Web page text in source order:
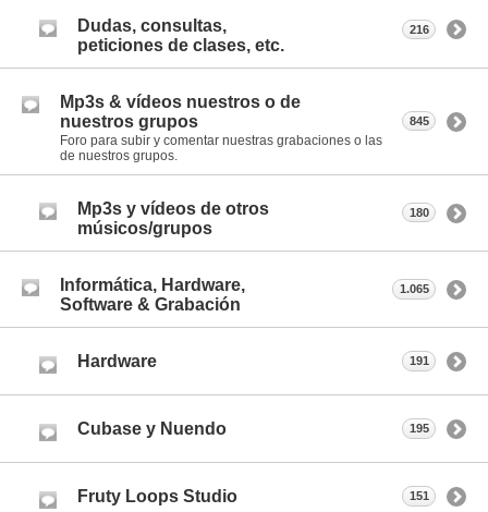
Dudas, consultas,
peticiones de clases, etc.
216
Mp3s & vídeos nuestros o de
nuestros grupos
Foro para subir y comentar nuestras grabaciones o las
de nuestros grupos.
845
Mp3s y vídeos de otros
músicos/grupos
180
Informática, Hardware,
Software & Grabación
1.065
Hardware 191
Cubase y Nuendo 195
Fruty Loops Studio 151